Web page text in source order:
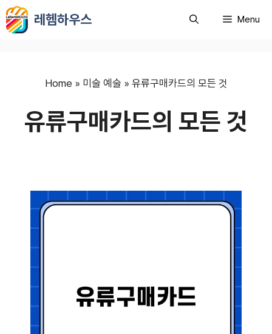
컨
텐
레헴하우스 Menu
Home » 미술 예술 » 유류구매카드의 모든 것
유류구매카드의 모든 것